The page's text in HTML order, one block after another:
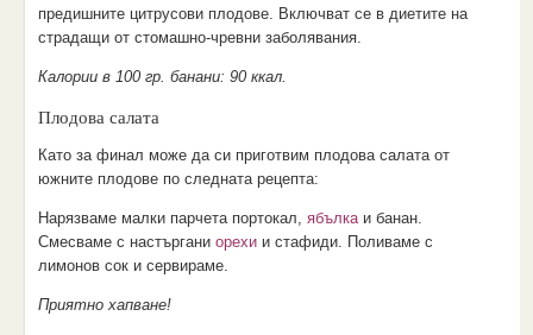
предишните цитрусови плодове. Включват се в диетите на
страдащи от стомашно-чревни заболявания.
Калории в 100 гр. банани: 90 ккал.
Плодова салата
Като за финал може да си приготвим плодова салата от
южните плодове по следната рецепта:
Нарязваме малки парчета портокал, ябълкаи банан.
Смесваме с настъргани орехии стафиди. Поливаме с
лимонов сок и сервираме.
Приятно хапване!